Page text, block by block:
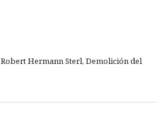
Robert Hermann Sterl, Demolición del